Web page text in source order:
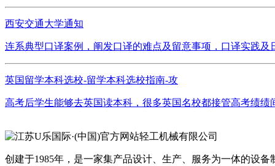
西安交通大学通知
连系典型口译案例，阐发口译的难点及留意事项，口译实践
英国留学本科选校-留学本科选校指南-攻
高考后学生能够去英国读本科，很多英国名校都接管高考绩
创建于1985年，是一家集产品设计、生产、服务为一体的设